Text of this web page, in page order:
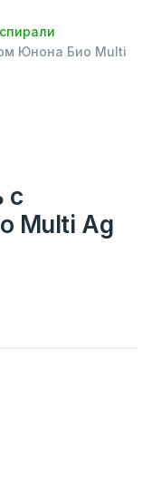
Юнона Био Multi
с
Multi Ag